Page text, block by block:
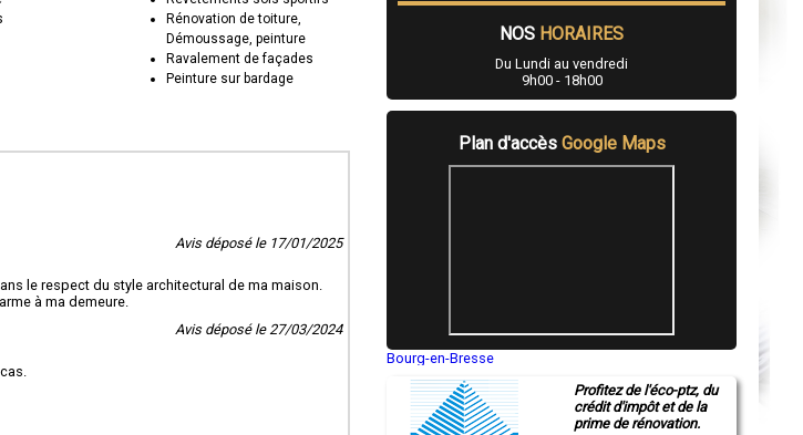
Rénovation de toiture,
Démoussage, peinture
Ravalement de façades
Peinture sur bardage
Avis déposé le 17/01/2025
le respect du style architectural de ma maison.
à ma demeure.
Avis déposé le 27/03/2024
NOS HORAIRES
Du Lundi au vendredi
9h00 - 18h00
Plan d'accès Google Maps
Bourg-en-Bresse
Montluçon
Manosque
Gap
Profitez de l'éco-ptz, du
crédit d'impôt et de la
prime de rénovation.